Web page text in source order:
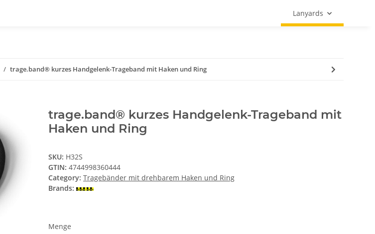
Lanyards
trage.band® kurzes Handgelenk-Trageband mit Haken und Ring
trage.band® kurzes Handgelenk-Trageband mit
Haken und Ring
SKU: H32S
GTIN: 4744998360444
Category: Tragebänder mit drehbarem Haken und Ring
Brands:
Menge